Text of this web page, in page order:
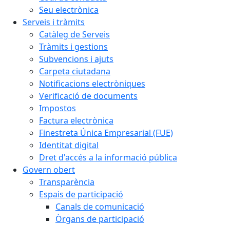
Seu electrònica
Serveis i tràmits
Catàleg de Serveis
Tràmits i gestions
Subvencions i ajuts
Carpeta ciutadana
Notificacions electròniques
Verificació de documents
Impostos
Factura electrònica
Finestreta Única Empresarial (FUE)
Identitat digital
Dret d'accés a la informació pública
Govern obert
Transparència
Espais de participació
Canals de comunicació
Òrgans de participació